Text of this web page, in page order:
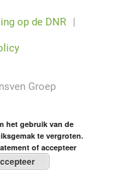
op de DNR |
Groep
het gebruik van de
te vergroten.
of accepteer